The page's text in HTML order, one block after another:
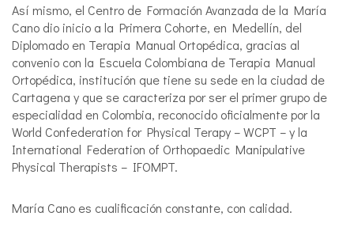
Así mismo, el Centro de Formación Avanzada de la María
Cano dio inicio a la Primera Cohorte, en Medellín, del
Diplomado en Terapia Manual Ortopédica, gracias al
convenio con la Escuela Colombiana de Terapia Manual
Ortopédica, institución que tiene su sede en la ciudad de
Cartagena y que se caracteriza por ser el primer grupo de
especialidad en Colombia, reconocido oficialmente por la
World Confederation for Physical Terapy – WCPT – y la
International Federation of Orthopaedic Manipulative
Physical Therapists – IFOMPT.
María Cano es cualificación constante, con calidad.